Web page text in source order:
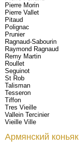
Pierre Morin
Pierre Vallet
Pitaud
Polignac
Prunier
Ragnaud-Sabourin
Raymond Ragnaud
Remy Martin
Roullet
Seguinot
St Rob
Talisman
Tesseron
Tiffon
Tres Vieille
Vallein Tercinier
Vieille Ville
Армянский коньяк